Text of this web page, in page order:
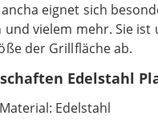
eignet sich
und vielem mehr. Sie
der Grillfläche ab.
Edelstahl
Material: Edelstahl